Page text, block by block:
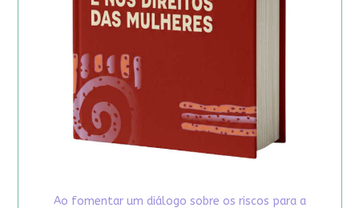
Ao fomentar um diálogo sobre os riscos para a